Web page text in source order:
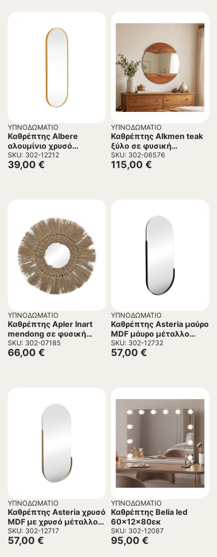
ΥΠΝΟΔΩΜΆΤΙΟ
Καθρέπτης Albere
αλουμίνιο χρυσό
40x4x120εκ
SKU: 302-12212
39,00 €
ΥΠΝΟΔΩΜΆΤΙΟ
Καθρέπτης Alkmen teak
ξύλο σε φυσική
απόχρωση Φ60×4εκ
SKU: 302-06576
115,00 €
ΥΠΝΟΔΩΜΆΤΙΟ
Καθρέπτης Apler Inart
mendong σε φυσική
απόχρωση Φ60×6εκ
SKU: 302-07185
66,00 €
ΥΠΝΟΔΩΜΆΤΙΟ
Καθρέπτης Asteria μαύρο
MDF μάυρο μέταλλο
45x5x105εκ
SKU: 302-12732
57,00 €
ΥΠΝΟΔΩΜΆΤΙΟ
Καθρέπτης Asteria χρυσό
MDF με χρυσό μέταλλο
45x5x105εκ.
SKU: 302-12717
57,00 €
ΥΠΝΟΔΩΜΆΤΙΟ
Καθρέπτης Belia led
60x12x80εκ
SKU: 302-12087
95,00 €